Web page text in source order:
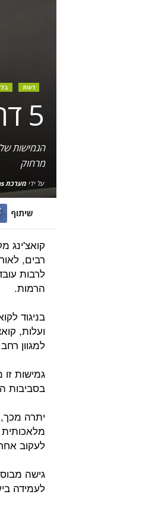
דעות
5 דרכים בהן הקואצ'ינג המקוון תורם להצלחת הארגון
הגמישות
מרחוק
על ידימערכת HRus
שיתוף
קואצ'ינג
רבים,
לרבות
הרמות.
בניגוד
ועלות,
למגוון
גמישות
בסביבות
יתרה מכך,
מלאכותית
לעקוב
גישה
לעמידה